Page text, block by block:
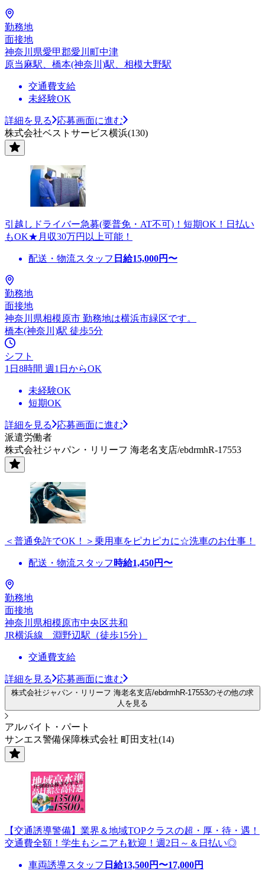
勤務地
面接地
神奈川県愛甲郡愛川町中津
原当麻駅、橋本(神奈川)駅、相模大野駅
交通費支給
未経験OK
詳細を見る
応募画面に進む
株式会社ベストサービス横浜(130)
引越しドライバー急募(要普免・AT不可)！短期OK！日払い
もOK★月収30万円以上可能！
配送・物流スタッフ 日給15,000円〜
勤務地
面接地
神奈川県相模原市 勤務地は横浜市緑区です。
橋本(神奈川)駅 徒歩5分
シフト
1日8時間 週1日からOK
未経験OK
短期OK
詳細を見る
応募画面に進む
派遣労働者
株式会社ジャパン・リリーフ 海老名支店/ebdrmhR-17553
＜普通免許でOK！＞乗用車をピカピカに☆洗車のお仕事！
配送・物流スタッフ 時給1,450円〜
勤務地
面接地
神奈川県相模原市中央区共和
JR横浜線 淵野辺駅（徒歩15分）
交通費支給
詳細を見る 応募画面に進む
株式会社ジャパン・リリーフ 海老名支店/ebdrmhR-17553のその他の求
人を見る
アルバイト・パート
サンエス警備保障株式会社 町田支社(14)
【交通誘導警備】業界＆地域TOPクラスの超・厚・待・遇！
交通費全額！学生もシニアも歓迎！週2日～＆日払い◎
車両誘導スタッフ 日給13,500円〜17,000円